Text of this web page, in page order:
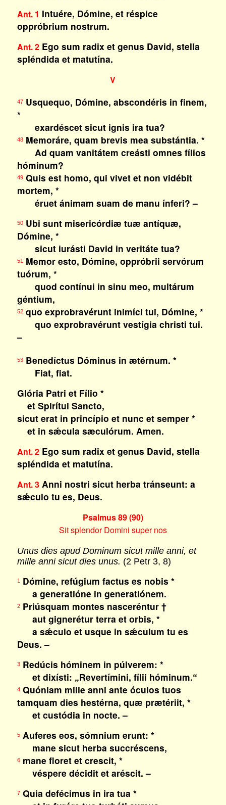
Ant. 1 Intuére, Dómine, et réspice
oppróbrium nostrum.
Ant. 2Ego sum radix et genus David, stella
spléndida et matutína.
V
47Usquequo, Dómine, abscondéris in finem,
*
exardéscet sicut ignis ira tua?
48Memoráre, quam brevis mea substántia. *
Ad quam vanitátem creásti omnes fílios
hóminum?
49Quis est homo, qui vivet et non vidébit
mortem, *
éruet ánimam suam de manu ínferi? –
50Ubi sunt misericórdiæ tuæ antíquæ,
Dómine, *
sicut iurásti David in veritáte tua?
51Memor esto, Dómine, oppróbrii servórum
tuórum, *
quod contínui in sinu meo, multárum
géntium,
52quo exprobravérunt inimíci tui, Dómine, *
quo exprobravérunt vestígia christi tui.
–
53Benedíctus Dóminus in ætérnum. *
Fiat, fiat.
Glória Patri et Fílio *
et Spirítui Sancto,
sicut erat in princípio et nunc et semper *
et in sǽcula sæculórum. Amen.
Ant. 2Ego sum radix et genus David, stella
spléndida et matutína.
Ant. 3Anni nostri sicut herba tránseunt: a
sǽculo tu es, Deus.
Psalmus 89 (90)
Sit splendor Domini super nos
Unus dies apud Dominum sicut mille anni, et
mille anni sicut dies unus. (2 Petr 3, 8)
1Dómine, refúgium factus es nobis *
a generatióne in generatiónem.
2Priúsquam montes nasceréntur †
aut gignerétur terra et orbis, *
a sǽculo et usque in sǽculum tu es
Deus. –
3Redúcis hóminem in púlverem: *
et dixísti: „Revertímini, fílii hóminum.“
4Quóniam mille anni ante óculos tuos
tamquam dies hestérna, quæ prætériit, *
et custódia in nocte. –
5Auferes eos, sómnium erunt: *
mane sicut herba succréscens,
6mane floret et crescit, *
véspere décidit et aréscit. –
7Quia defécimus in ira tua *